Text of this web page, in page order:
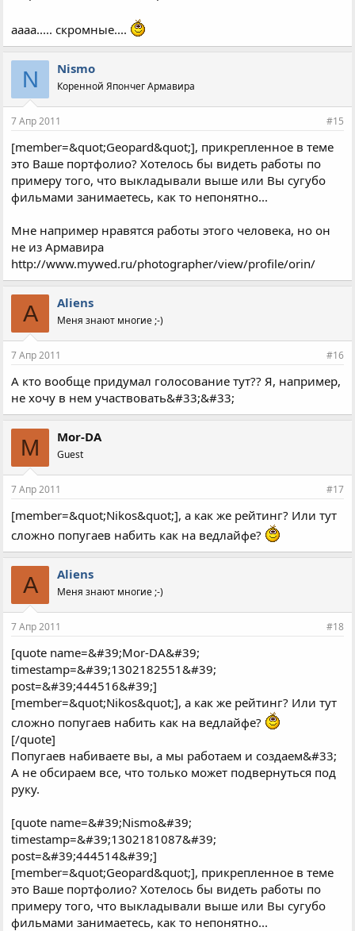
аааа..... скромные....
N Nismo
Коренной Япончег Армавира
7 Апр 2011 #15
[member=&quot;Geopard&quot;], прикрепленное в теме
это Ваше портфолио? Хотелось бы видеть работы по
примеру того, что выкладывали выше или Вы сугубо
фильмами занимаетесь, как то непонятно...
Мне например нравятся работы этого человека, но он
не из Армавира
http://www.mywed.ru/photographer/view/profile/orin/
A Aliens
Меня знают многие ;-)
7 Апр 2011 #16
А кто вообще придумал голосование тут?? Я, например,
не хочу в нем участвовать&#33;&#33;
M Mor-DA
Guest
7 Апр 2011 #17
[member=&quot;Nikos&quot;], а как же рейтинг? Или тут
сложно попугаев набить как на ведлайфе?
A Aliens
Меня знают многие ;-)
7 Апр 2011 #18
[quote name=&#39;Mor-DA&#39;
timestamp=&#39;1302182551&#39;
post=&#39;444516&#39;]
[member=&quot;Nikos&quot;], а как же рейтинг? Или тут
сложно попугаев набить как на ведлайфе?
[/quote]
Попугаев набиваете вы, а мы работаем и создаем&#33;
А не обсираем все, что только может подвернуться под
руку.
[quote name=&#39;Nismo&#39;
timestamp=&#39;1302181087&#39;
post=&#39;444514&#39;]
[member=&quot;Geopard&quot;], прикрепленное в теме
это Ваше портфолио? Хотелось бы видеть работы по
примеру того, что выкладывали выше или Вы сугубо
фильмами занимаетесь, как то непонятно...